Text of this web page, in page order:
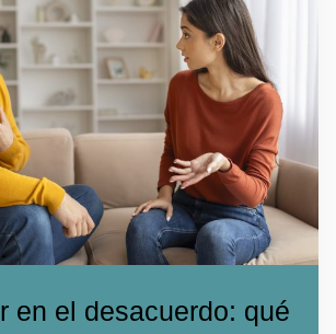
en el desacuerdo: qué